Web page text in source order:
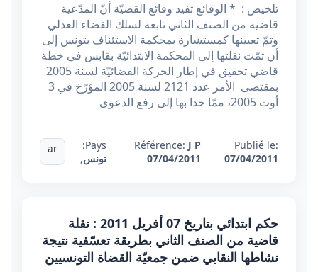
تلخيص : * الوقائع تفيد وقائع القضيّة أنّ المدّعية
قاضية من الصنف الثاني تابعة لسلك القضاء العدلي
وتمّ تعيينها كمستشارة بمحكمة الاستئناف بتونس إلى
أن تمّت نقلتها إلى المحكمة الابتدائيّة بقابس في خطة
قاضي تحقيق في إطار الحركة القضائيّة لسنة 2005
بمقتضى الأمر عدد 2121 لسنة 2005 المؤرّخ في 3
أوت 2005، ممّا حدا بها إلى رفع الدعوى
Publié le:
07/04/2011
Référence: J P
07/04/2011
Pays:
تونس,
ar
حكم ابتدائي بتاريخ 07 أفريل 2011 : نقلة
قاضية من الصنف الثاني بطريقة تعسّفية نتيجة
نشاطها النقابي ضمن جمعيّة القضاة التونسيين